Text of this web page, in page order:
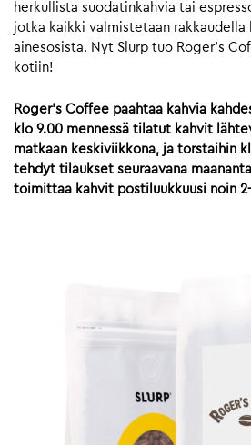
herkullista suodatinkahvia tai
jotka kaikki valmistetaan rakkaudella
ainesosista. Nyt Slurp tuo Roger’s
kotiin!
Roger’s Coffee paahtaa kahvia
klo 9.00 mennessä tilatut kahvit
matkaan keskiviikkona, ja torstaihin
tehdyt tilaukset seuraavana
toimittaa kahvit postiluukkuusi noin